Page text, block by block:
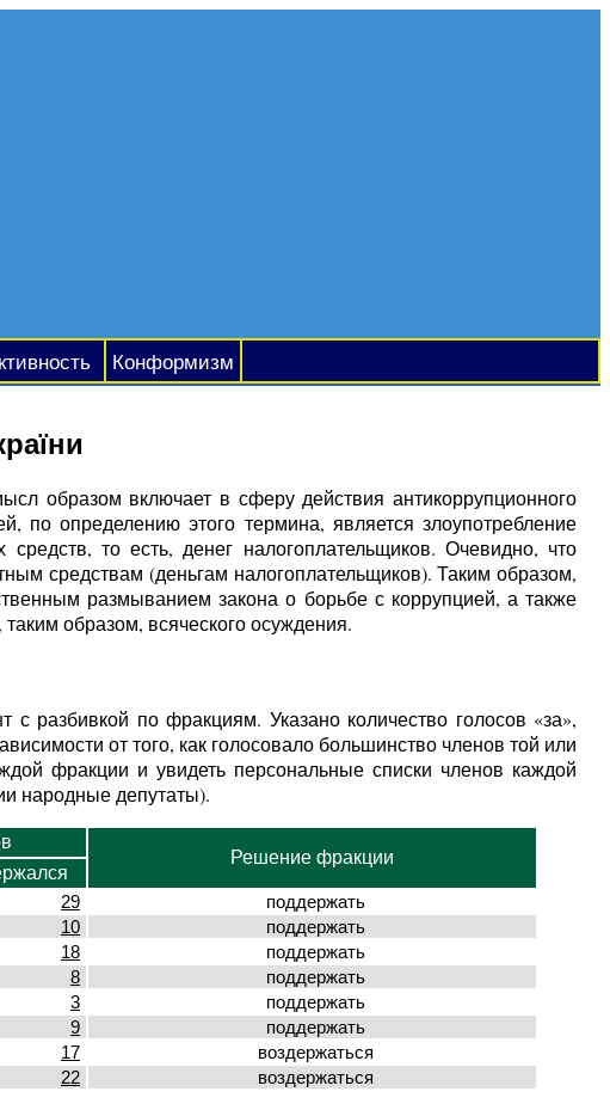
Конформизм
образом включает в сферу действия антикоррупционного
по определению этого термина, является злоупотребление
то есть, денег налогоплательщиков. Очевидно, что
средствам (деньгам налогоплательщиков). Таким образом,
размыванием закона о борьбе с коррупцией, а также
образом, всяческого осуждения.
разбивкой по фракциям. Указано количество голосов «за»,
от того, как голосовало большинство членов той или
фракции и увидеть персональные списки членов каждой
народные депутаты).
Решение фракции
29
поддержать
10
поддержать
18
поддержать
8
поддержать
3
поддержать
9
поддержать
17
воздержаться
22 воздержаться